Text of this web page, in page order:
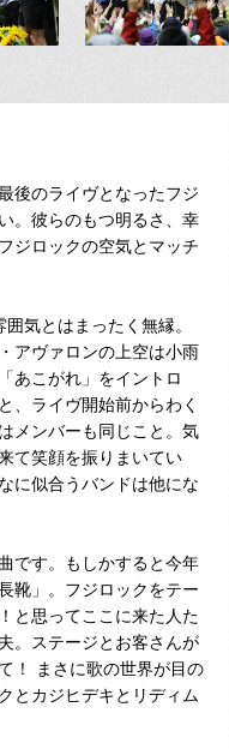
後のライヴとなったフジ
。彼らのもつ明るさ、幸
ジロックの空気とマッチ
気とはまったく無縁。
アヴァロンの上空は小雨
あこがれ」をイントロ
、ライヴ開始前からわく
メンバーも同じこと。気
て笑顔を振りまいてい
に似合うバンドは他にな
です。もしかすると今年
靴」。フジロックをテー
と思ってここに来た人た
。ステージとお客さんが
！ まさに歌の世界が目の
とカジヒデキとリディム